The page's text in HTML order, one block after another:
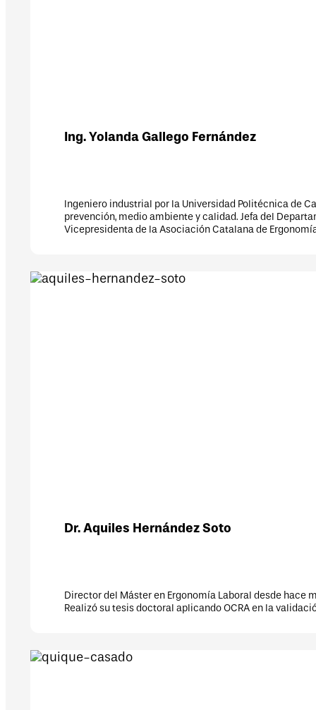
técnicas. Máster en gestión integrada de
de los Servicios de Prevención de MC MUTUAL.
del método OCRA en los diferentes sectores productivos.
«cum laude».